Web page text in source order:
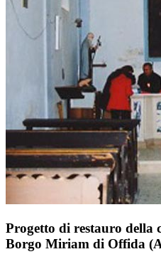
Progetto di restauro della
Borgo Miriam di Offida